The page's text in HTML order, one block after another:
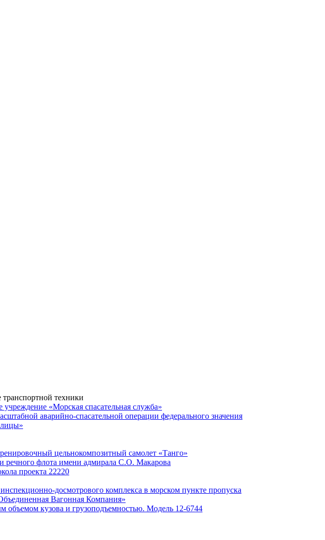
техники
«Морская спасательная служба»
аварийно-спасательной операции федерального значения
цельнокомпозитный самолет «Танго»
речного флота имени адмирала С.О. Макарова
проекта 22220
досмотрового комплекса в морском пункте пропуска
Вагонная Компания»
объемом кузова и грузоподъемностью. Модель 12-6744